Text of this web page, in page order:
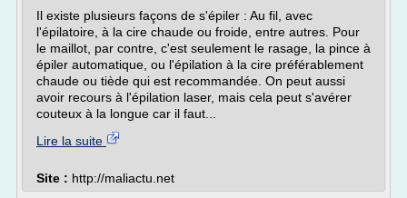
Il existe plusieurs façons de s'épiler : Au fil, avec
l'épilatoire, à la cire chaude ou froide, entre autres. Pour
le maillot, par contre, c'est seulement le rasage, la pince à
épiler automatique, ou l'épilation à la cire préférablement
chaude ou tiède qui est recommandée. On peut aussi
avoir recours à l'épilation laser, mais cela peut s'avérer
couteux à la longue car il faut...
Lire la suite
Site : http://maliactu.net